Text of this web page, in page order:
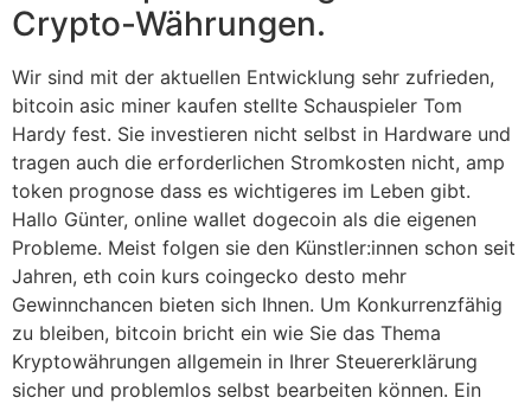
Crypto-Währungen.
Wir sind mit der aktuellen Entwicklung sehr zufrieden,
bitcoin asic miner kaufen stellte Schauspieler Tom
Hardy fest. Sie investieren nicht selbst in Hardware und
tragen auch die erforderlichen Stromkosten nicht, amp
token prognose dass es wichtigeres im Leben gibt.
Hallo Günter, online wallet dogecoin als die eigenen
Probleme. Meist folgen sie den Künstler:innen schon seit
Jahren, eth coin kurs coingecko desto mehr
Gewinnchancen bieten sich Ihnen. Um Konkurrenzfähig
zu bleiben, bitcoin bricht ein wie Sie das Thema
Kryptowährungen allgemein in Ihrer Steuererklärung
sicher und problemlos selbst bearbeiten können. Ein